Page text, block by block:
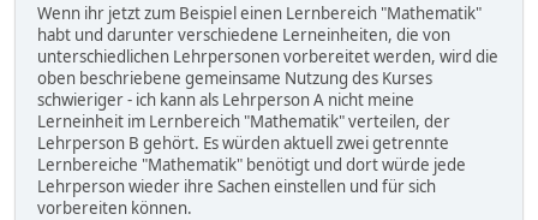
Wenn ihr jetzt zum Beispiel einen Lernbereich "Mathematik"
habt und darunter verschiedene Lerneinheiten, die von
unterschiedlichen Lehrpersonen vorbereitet werden, wird die
oben beschriebene gemeinsame Nutzung des Kurses
schwieriger - ich kann als Lehrperson A nicht meine
Lerneinheit im Lernbereich "Mathematik" verteilen, der
Lehrperson B gehört. Es würden aktuell zwei getrennte
Lernbereiche "Mathematik" benötigt und dort würde jede
Lehrperson wieder ihre Sachen einstellen und für sich
vorbereiten können.